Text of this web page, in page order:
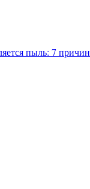
пыль: 7 причин